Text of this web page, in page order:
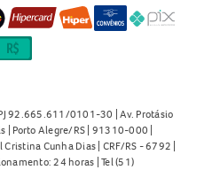
92.665.611/0101-30 | Av. Protásio
| Porto Alegre/RS | 91310-000 |
Cunha Dias | CRF/RS - 6792 |
24 horas | Tel (51)